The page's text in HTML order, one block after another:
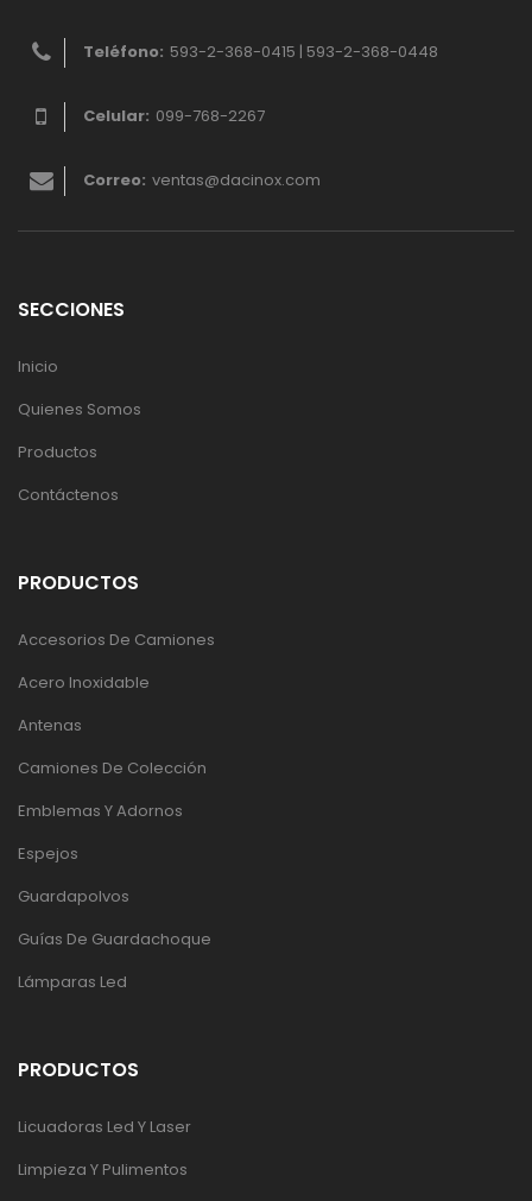
Teléfono: 593-2-368-0415 | 593-2-368-0448
Celular: 099-768-2267
Correo: ventas@dacinox.com
SECCIONES
Inicio
Quienes Somos
Productos
Contáctenos
PRODUCTOS
Accesorios De Camiones
Acero Inoxidable
Antenas
Camiones De Colección
Emblemas Y Adornos
Espejos
Guardapolvos
Guías De Guardachoque
Lámparas Led
PRODUCTOS
Licuadoras Led Y Laser
Limpieza Y Pulimentos